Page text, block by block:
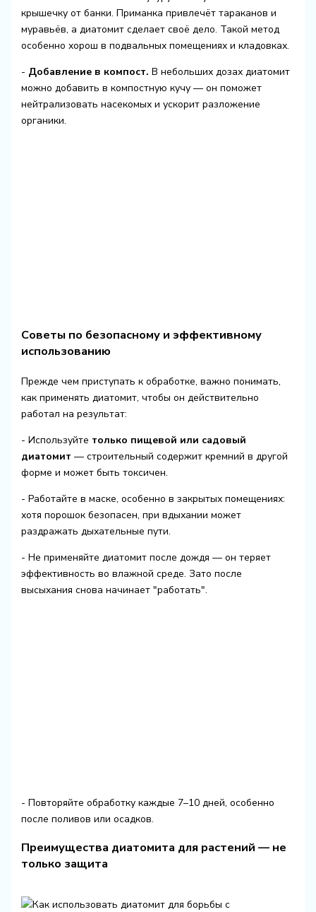
крышечку от банки. Приманка привлечёт тараканов и
муравьёв, а диатомит сделает своё дело. Такой метод
особенно хорош в подвальных помещениях и кладовках.
- Добавление в компост. В небольших дозах диатомит
можно добавить в компостную кучу — он поможет
нейтрализовать насекомых и ускорит разложение
органики.
Советы по безопасному и эффективному
использованию
Прежде чем приступать к обработке, важно понимать,
как применять диатомит, чтобы он действительно
работал на результат:
- Используйте только пищевой или садовый
диатомит — строительный содержит кремний в другой
форме и может быть токсичен.
- Работайте в маске, особенно в закрытых помещениях:
хотя порошок безопасен, при вдыхании может
раздражать дыхательные пути.
- Не применяйте диатомит после дождя — он теряет
эффективность во влажной среде. Зато после
высыхания снова начинает "работать".
- Повторяйте обработку каждые 7–10 дней, особенно
после поливов или осадков.
Преимущества диатомита для растений — не
только защита